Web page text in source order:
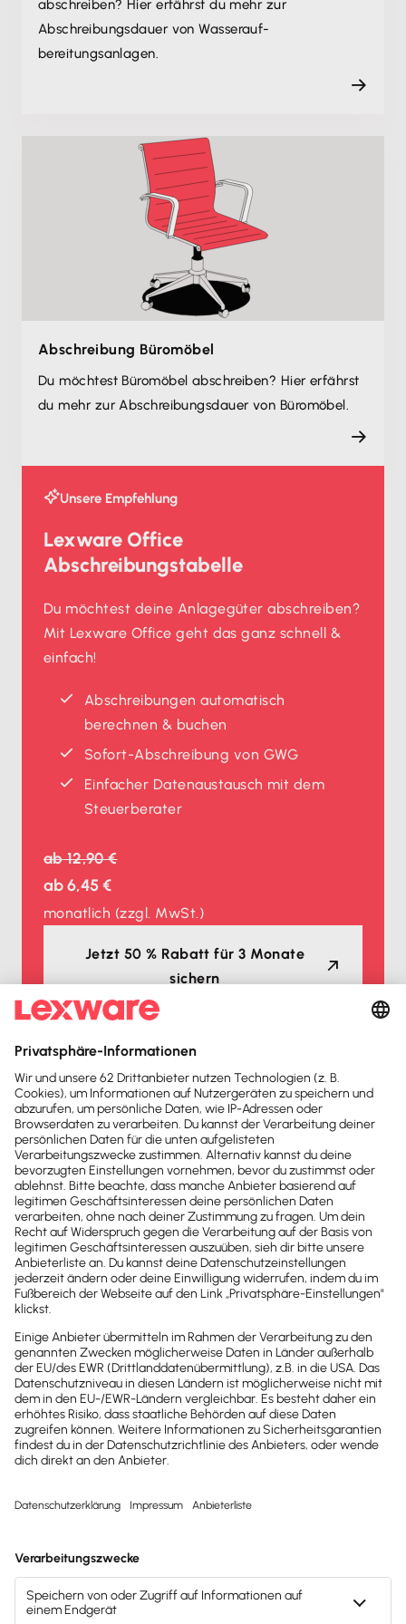
abschreiben? Hier erfährst du mehr zur
Abschreibungsdauer von Wasserauf­
bereitungsanlagen.
Abschreibung Büromöbel
Du möchtest Büromöbel abschreiben? Hier erfährst
du mehr zur Abschreibungsdauer von Büromöbel.
Unsere Empfehlung
Lexware Office
Abschreibungstabelle
Du möchtest deine Anlagegüter abschreiben?
Mit Lexware Office geht das ganz schnell &
einfach!
Abschreibungen automatisch
berechnen & buchen
Sofort-Abschreibung von GWG
Einfacher Datenaustausch mit dem
Steuerberater
ab12,90 €
ab6,45 €
monatlich (zzgl. MwSt.)
Jetzt 50 % Rabatt für 3 Monate
sichern
Lexware Office ist mehrfacher
Testsieger
2026
Buchhaltungssoftware
Testsieger
2025
Buchhaltungssoftware
Testsieger
Testsieger Testsieger
2022
Testsieger
2025